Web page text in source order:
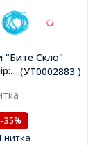
...(УТ0002883 )
"Бите Скло"
близько
нитка,
-35%
нитка